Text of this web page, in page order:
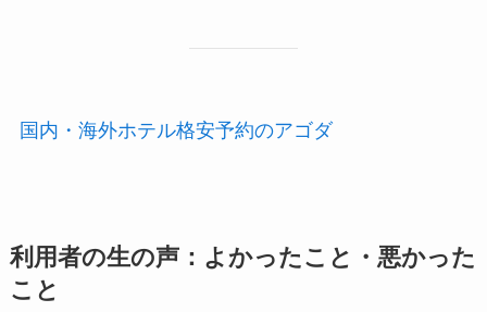
国内・海外ホテル格安予約のアゴダ
利用者の生の声：よかったこと・悪かった
こと